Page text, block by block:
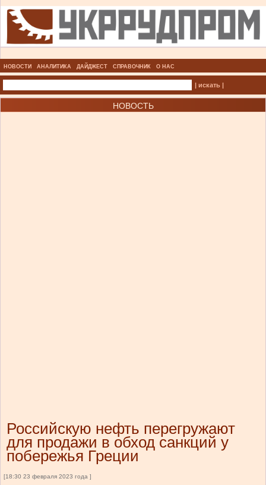
НОВОСТИ АНАЛИТИКА ДАЙДЖЕСТ СПРАВОЧНИК О НАС
| искать |
НОВОСТЬ
Российскую нефть перегружают
для продажи в обход санкций у
побережья Греции
[18:30 23 февраля 2023 года ]